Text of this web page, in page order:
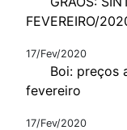
FEVEREIRO/
17/Fev/2020
Boi: preços
fevereiro
17/Fev/2020